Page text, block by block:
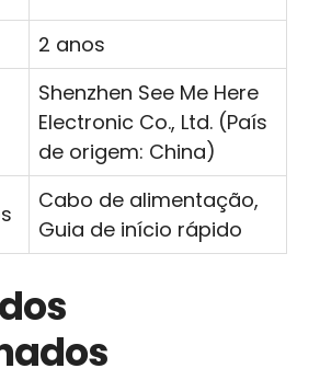
2 anos
Shenzhen See Me Here
Electronic Co., Ltd. (País
de origem: China)
Cabo de alimentação,
Guia de início rápido